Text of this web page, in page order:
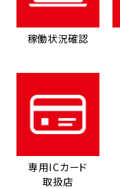
稼働状況確認
専用ICカード
取扱店